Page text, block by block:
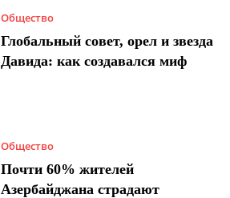
Общество
Глобальный совет, орел и звезда
Давида: как создавался миф
Общество
Почти 60% жителей
Азербайджана страдают